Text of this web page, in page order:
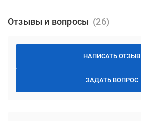
Отзывы и вопросы
НАПИСАТЬ ОТЗЫВ
ЗАДАТЬ ВОПРОС